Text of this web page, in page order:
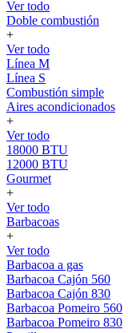
Ver todo
Doble combustión
+
Ver todo
Línea M
Línea S
Combustión simple
Aires acondicionados
+
Ver todo
18000 BTU
12000 BTU
Gourmet
+
Ver todo
Barbacoas
+
Ver todo
Barbacoa a gas
Barbacoa Cajón 560
Barbacoa Cajón 830
Barbacoa Pomeiro 560
Barbacoa Pomeiro 830